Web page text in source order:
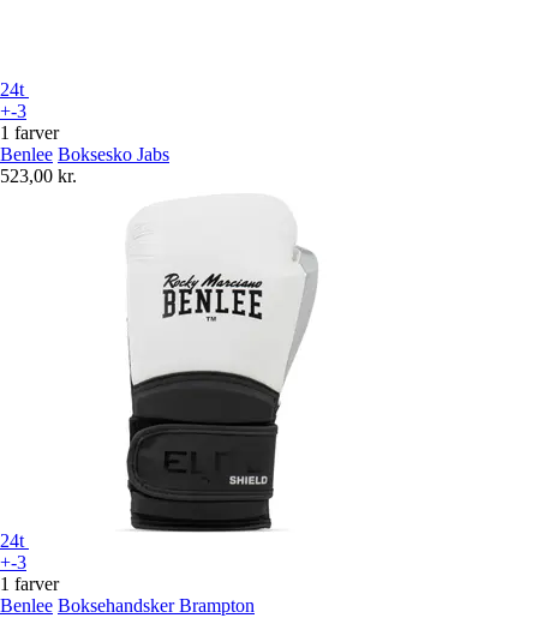
24t
+-3
1 farver
Benlee Boksesko Jabs
523,00 kr.
24t
+-3
1 farver
Benlee Boksehandsker Brampton